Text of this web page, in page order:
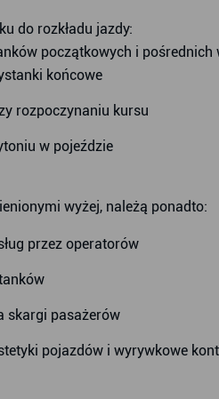
do rozkładu jazdy:
początkowych i
końcowe
rozpoczynaniu kursu
w pojeździe
wyżej, należą ponadto:
przez operatorów
skargi pasażerów
pojazdów i wyrywkowe